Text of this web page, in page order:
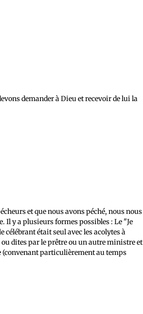
demander à Dieu et recevoir de lui la
et que nous avons péché, nous nous
y a plusieurs formes possibles : Le "Je
célébrant était seul avec les acolytes à
dites par le prêtre ou un autre ministre et
(convenant particulièrement au temps